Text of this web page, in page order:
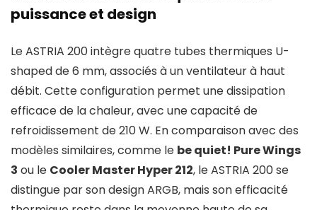
puissance et design
Le ASTRIA 200 intègre quatre tubes thermiques U-
shaped de 6 mm, associés à un ventilateur à haut
débit. Cette configuration permet une dissipation
efficace de la chaleur, avec une capacité de
refroidissement de 210 W. En comparaison avec des
modèles similaires, comme le be quiet! Pure Wings
3 ou le Cooler Master Hyper 212, le ASTRIA 200 se
distingue par son design ARGB, mais son efficacité